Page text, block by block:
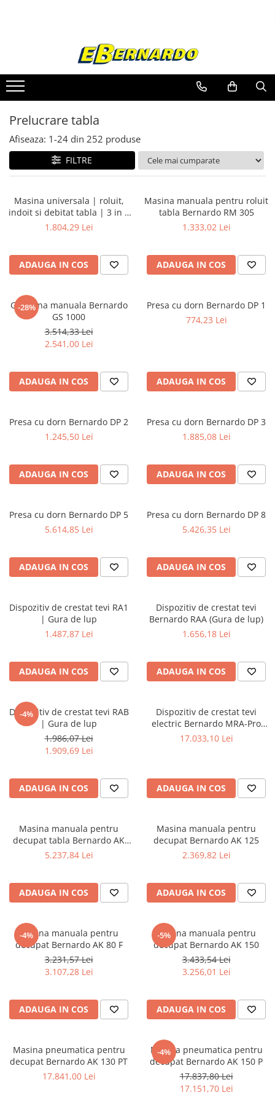
Prelucrare metal
Fierastraie pentru metal
Ferastraie mobile pentru metal
Fierastraie prelucrare metal
Ferastraie orizontale pentru metal
Ferastraie circulare pentru metal
Dispozitive de sudare pentru panze
panglica
doua coloane
Ferastraie metal cu banda si taiere
dubla semiautomate
banda si taiere dubla
Ferastraie verticale
Strunguri pentru metal
Strunguri CNC
Strunguri cu cutie de viteze
Strunguri cu surub de ghidare
Strunguri metal cu freza
Strunguri universale
digital
Strunguri universale cu viteza
Masini de gaurit
Masini de gaurit - Vario - cu masa
Masini de gaurit cu angrenaj, masa
si coloana
Masini de gaurit cu coloana si cap
de actionare
Masini de gaurit cu masa
Masini de gaurit cu stand si
Masini de gaurit si frezat
Masini de frezat universale
Centre de prelucrare verticale CNC
Masini de frezat cu batiu
Masini de frezat multifunctionale
Masini de frezat verticale
Masini de ascutit burghie
Masini de lustruit
Masini de polizat bavuri cu perii
Masini de rectificat plan
Masini de rectificat rotund
Masini de slefuit combinate
Masini de slefuit cu banda
Masini de slefuit cu disc
Masini de slefuit cutite de gravat
Masini pentru slefuit tevi
Masini universale de ascutit
Polizoare de banc
Prelucrare tabla
Afiseaza: 1-24 din 252 produse
FILTRE
Masina universala | roluit,
indoit si debitat tabla | 3 in 1
- 200
1.804,29 Lei
ADAUGA IN COS
Masina manuala pentru roluit
tabla Bernardo RM 305
1.333,02 Lei
ADAUGA IN COS
-28%
Ghilotina manuala Bernardo
GS 1000
3.514,33 Lei
2.541,00 Lei
ADAUGA IN COS
Presa cu dorn Bernardo DP 1
774,23 Lei
ADAUGA IN COS
Presa cu dorn Bernardo DP 2
1.245,50 Lei
ADAUGA IN COS
Presa cu dorn Bernardo DP 3
1.885,08 Lei
ADAUGA IN COS
Presa cu dorn Bernardo DP 5
5.614,85 Lei
ADAUGA IN COS
Presa cu dorn Bernardo DP 8
5.426,35 Lei
ADAUGA IN COS
Dispozitiv de crestat tevi RA1
| Gura de lup
1.487,87 Lei
ADAUGA IN COS
Dispozitiv de crestat tevi
Bernardo RAA (Gura de lup)
1.656,18 Lei
ADAUGA IN COS
-4%
Dispozitiv de crestat tevi RAB
| Gura de lup
1.986,07 Lei
1.909,69 Lei
ADAUGA IN COS
Dispozitiv de crestat tevi
electric Bernardo MRA-Pro
(Gura de lup)
17.033,10 Lei
ADAUGA IN COS
Masina manuala pentru
decupat tabla Bernardo AK
100
5.237,84 Lei
ADAUGA IN COS
Masina manuala pentru
decupat Bernardo AK 125
2.369,82 Lei
ADAUGA IN COS
-4%
Masina manuala pentru
decupat Bernardo AK 80 F
3.231,57 Lei
3.107,28 Lei
ADAUGA IN COS
-5%
Masina manuala pentru
decupat Bernardo AK 150
3.433,54 Lei
3.256,01 Lei
ADAUGA IN COS
Masina pneumatica pentru
decupat Bernardo AK 130 PT
17.841,00 Lei
-4%
Masina pneumatica pentru
decupat Bernardo AK 150 P
17.837,80 Lei
17.151,70 Lei